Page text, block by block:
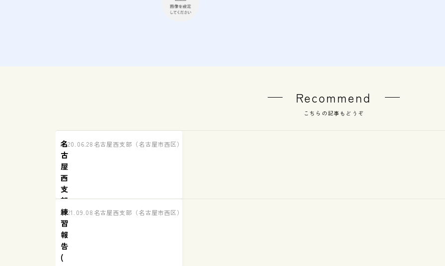
Recommend
こちらの記事もどうぞ
名
古
屋
西
支
部
稽
古
再
開
2020.06.28 名古屋西支部（名古屋市西区）練習の様子
練
習
報
告
(
2021.09.08 名古屋西支部（名古屋市西区）練習の様子